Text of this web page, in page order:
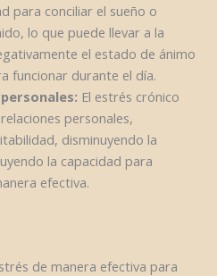
para conciliar el sueño o
lo que puede llevar a la
el estado de ánimo
funcionar durante el día.
El estrés crónico
personales,
disminuyendo la
la capacidad para
efectiva.
de manera efectiva para